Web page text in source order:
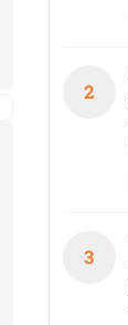
2
3